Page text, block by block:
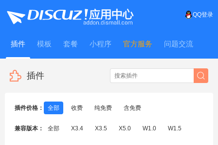
QQ登录
插件 模板 套餐 小程序 官方服务 问题交流
WitFrame
插件
插件价格： 全部 收费 纯免费 含免费
兼容版本： 全部 X3.4 X3.5 X5.0 W1.0 W1.5